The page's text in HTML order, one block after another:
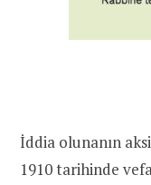
İddia olunanın
1910 tarihinde